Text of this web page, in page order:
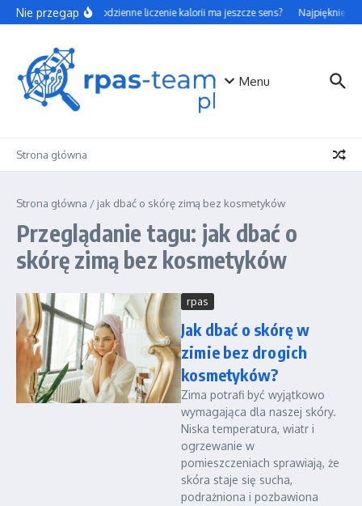
Przejdź do treści
Nie przegapCzy codzienne liczenie kalorii ma jeszcze sens?
Menu
Strona główna
Strona główna / jak dbać o skórę zimą bez kosmetyków
Przeglądanie tagu: jak dbać o
skórę zimą bez kosmetyków
rpas
Jak dbać o skórę w
zimie bez drogich
kosmetyków?
Zima potrafi być wyjątkowo
wymagająca dla naszej skóry.
Niska temperatura, wiatr i
ogrzewanie w
pomieszczeniach sprawiają, że
skóra staje się sucha,
podrażniona i pozbawiona